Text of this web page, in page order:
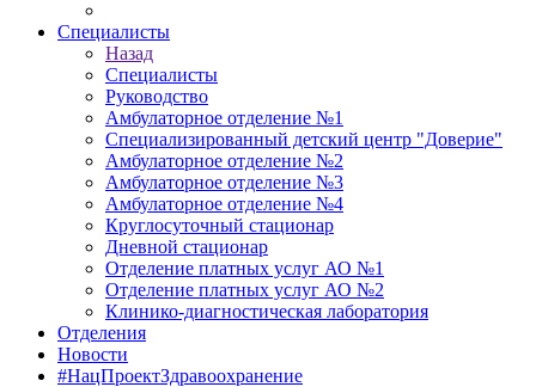
Специалисты
Назад
Специалисты
Руководство
Амбулаторное отделение №1
Специализированный детский центр "Доверие"
Амбулаторное отделение №2
Амбулаторное отделение №3
Амбулаторное отделение №4
Круглосуточный стационар
Дневной стационар
Отделение платных услуг АО №1
Отделение платных услуг АО №2
Клинико-диагностическая лаборатория
Отделения
Новости
#НацПроектЗдравоохранение